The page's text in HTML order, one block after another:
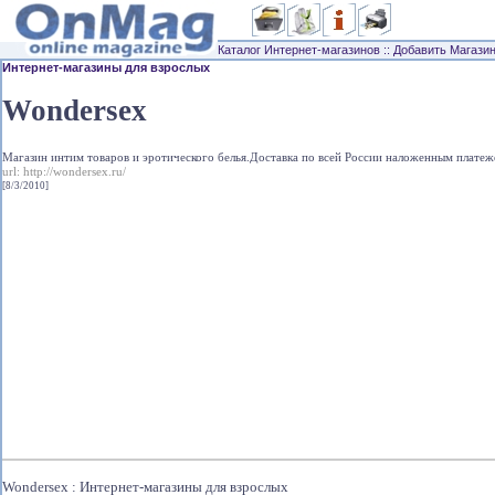
Каталог Интернет-магазинов :: Добавить Магазин
Интернет-магазины для взрослых
Wondersex
Магазин интим товаров и эротического белья.Доставка по всей России наложенным
url: http://wondersex.ru/
[8/3/2010]
Wondersex : Интернет-магазины для взрослых